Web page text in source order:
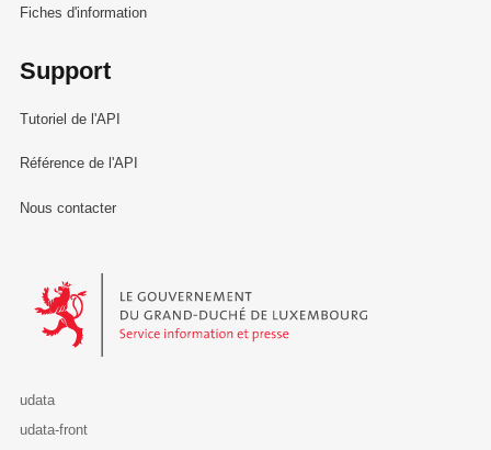
Fiches d'information
Support
Tutoriel de l'API
Référence de l'API
Nous contacter
Le Gouvernement du Grand-Duché de Luxembourg - Service
udata
udata-front